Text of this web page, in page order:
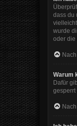
dass du
wurde
oder die
Warum
Dafür
gesperrt